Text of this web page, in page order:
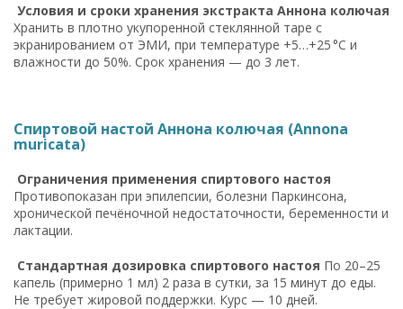
Условия и сроки хранения экстракта Аннона колючая
Хранить в плотно укупоренной стеклянной таре с
экранированием от ЭМИ, при температуре +5…+25 °C и
влажности до 50%. Срок хранения — до 3 лет.
Спиртовой настой Аннона колючая (Annona
muricata)
Ограничения применения спиртового настоя
Противопоказан при эпилепсии, болезни Паркинсона,
хронической печёночной недостаточности, беременности и
лактации.
Стандартная дозировка спиртового настоя По 20–25
капель (примерно 1 мл) 2 раза в сутки, за 15 минут до еды.
Не требует жировой поддержки. Курс — 10 дней.